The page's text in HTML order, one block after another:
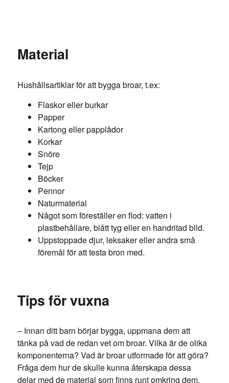
Material
Hushållsartiklar för att bygga broar, t.ex:
Flaskor eller burkar
Papper
Kartong eller papplådor
Korkar
Snöre
Tejp
Böcker
Pennor
Naturmaterial
Något som föreställer en flod: vatten i
plastbehållare, blått tyg eller en handritad bild.
Uppstoppade djur, leksaker eller andra små
föremål för att testa bron med.
Tips för vuxna
– Innan ditt barn börjar bygga, uppmana dem att
tänka på vad de redan vet om broar. Vilka är de olika
komponenterna? Vad är broar utformade för att göra?
Fråga dem hur de skulle kunna återskapa dessa
delar med de material som finns runt omkring dem.